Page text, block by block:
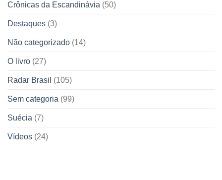
Crônicas da Escandinávia (50)
Destaques (3)
Não categorizado (14)
O livro (27)
Radar Brasil (105)
Sem categoria (99)
Suécia (7)
Vídeos (24)